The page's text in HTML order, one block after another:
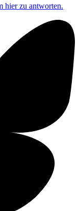
hier zu antworten.